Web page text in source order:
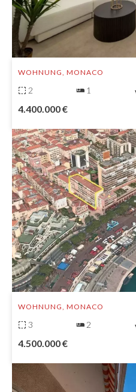
WOHNUNG, MONACO
2 1
4.400.000 €
WOHNUNG, MONACO
3 2
4.500.000 €